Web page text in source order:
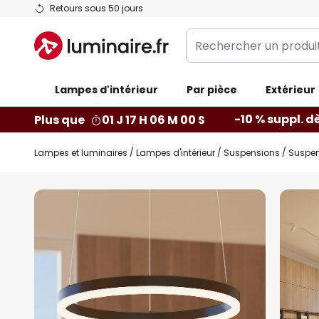
Retours sous 50 jours
Allez
contenu
Rechercher
un
catégorie...
Lampes d'intérieur Par pièce Extérieur
Plus que 01 J 17 H 05 M 59 S -10 % suppl.
Lampes et luminaires Lampes d'intérieur Suspensions
Skip
end
images